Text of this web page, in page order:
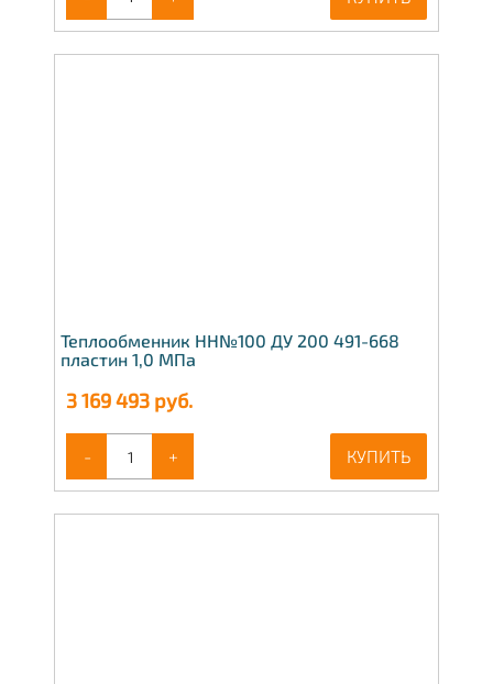
Теплообменник НН№100 ДУ 200 491-668
пластин 1,0 МПа
3 169 493 руб.
- + КУПИТЬ